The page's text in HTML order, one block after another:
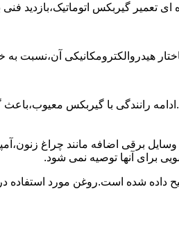
گیربکس اتوماتیک،بازدید فنی
هیدروالکترومکانیکی
رانندگی با گیربکس
برقی اضافه مانند چراغ
برای آنها توصیه نمی شود.